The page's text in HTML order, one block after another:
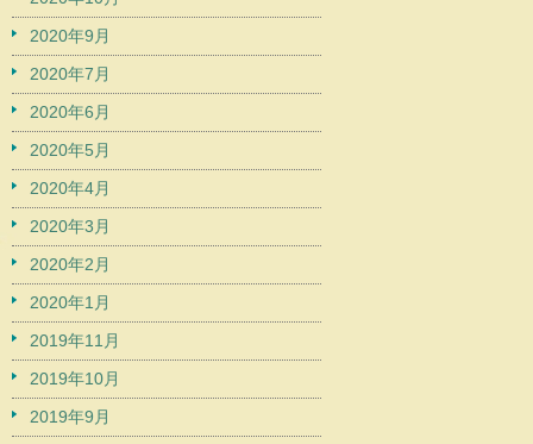
2020年9月
2020年7月
2020年6月
2020年5月
2020年4月
2020年3月
2020年2月
2020年1月
2019年11月
2019年10月
2019年9月